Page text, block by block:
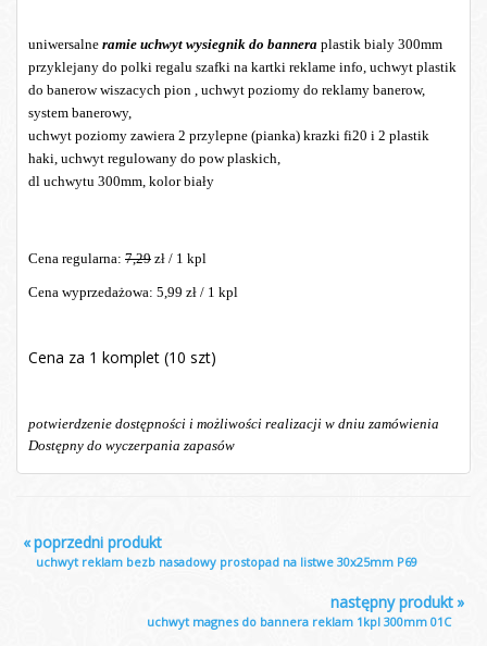
uniwersalne ramie uchwyt wysiegnik do bannera plastik bialy 300mm
przyklejany do polki regalu szafki na kartki reklame info, uchwyt plastik
do banerow wiszacych pion , uchwyt poziomy do reklamy banerow,
system banerowy,
uchwyt poziomy zawiera 2 przylepne (pianka) krazki fi20 i 2 plastik
haki, uchwyt regulowany do pow plaskich,
dl uchwytu 300mm, kolor biały
Cena regularna: 7,29 zł / 1 kpl
Cena wyprzedażowa: 5,99 zł / 1 kpl
Cena za 1 komplet (10 szt)
potwierdzenie dostępności i możliwości realizacji w dniu zamówienia
Dostępny do wyczerpania zapasów
«poprzedni produkt
uchwyt reklam bezb nasadowy prostopad na listwe 30x25mm P69
»
następny produkt
uchwyt magnes do bannera reklam 1kpl 300mm 01C